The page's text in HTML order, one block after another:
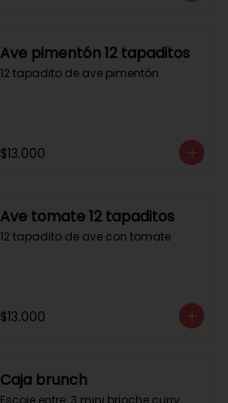
Ave pimentón 12 tapaditos
12 tapadito de ave pimentón
$13.000
Ave tomate 12 tapaditos
12 tapadito de ave con tomate
$13.000
Caja brunch
Escoje entre: 3 mini brioche curry